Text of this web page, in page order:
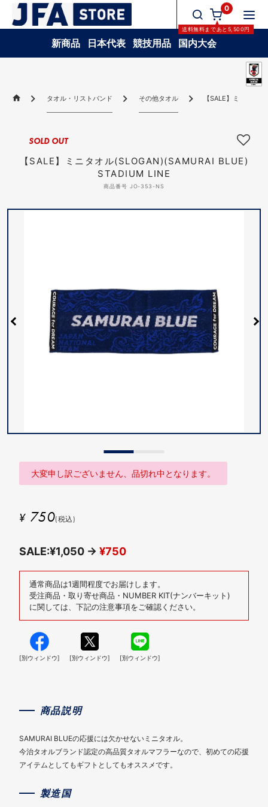
0
送料無料まであと 5,500円
新商品 日本代表 競技用品 国内大会
タオル・リストバンド その他タオル 【SALE】ミニタオ
【SALE】ミニタオル(SLOGAN)(SAMURAI BLUE)
STADIUM LINE
商品番号 JO-353-NS
SOLD OUT
大変申し訳ございません、品切れ中となります。
¥ 750(税込)
SALE:¥1,050 → ¥750
通常商品は1週間程度でお届けします。
受注商品・取り寄せ商品・NUMBER KIT(ナンバーキット)
に関しては、下記の注意事項をご確認ください。
[別ウィンドウ] [別ウィンドウ] [別ウィンドウ]
商品説明
SAMURAI BLUEの応援には欠かせないミニタオル。
今治タオルブランド認定の高品質タオルマフラーなので、初めての応援
アイテムとしてもギフトとしてもオススメです。
製造国